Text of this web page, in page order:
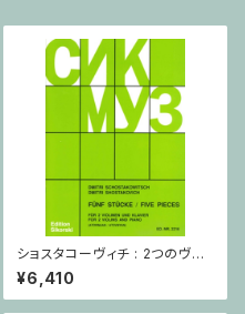
ショスタコーヴィチ : 2つのヴァ
イオリンとピアノのための 5つの
小品 / ヴァイオリン2とピアノ
¥6,410